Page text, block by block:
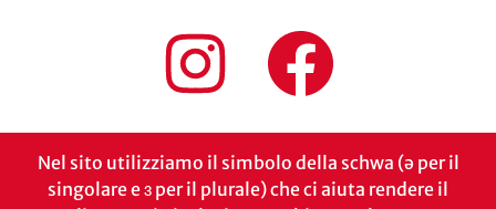
Nel sito utilizziamo il simbolo della schwa (ə per il
singolare e ɜ per il plurale) che ci aiuta rendere il